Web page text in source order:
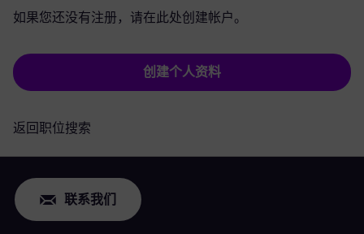
如果您还没有注册，请在此处创建帐户。
创建个人资料
返回职位搜索
联系我们